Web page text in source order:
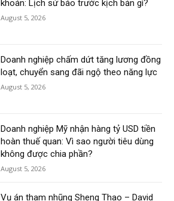
khoán: Lịch sử báo trước kịch bản gì?
August 5, 2026
Doanh nghiệp chấm dứt tăng lương đồng
loạt, chuyển sang đãi ngộ theo năng lực
August 5, 2026
Doanh nghiệp Mỹ nhận hàng tỷ USD tiền
hoàn thuế quan: Vì sao người tiêu dùng
không được chia phần?
August 5, 2026
Vụ án tham nhũng Sheng Thao – David